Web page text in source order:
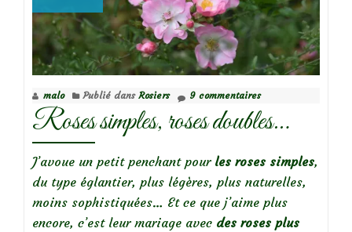
jardin
(1
juin
2023)
malo Publié dans Rosiers 9 commentaires
Roses simples, roses doubles…
J’avoue un petit penchant pour les roses simples,
du type églantier, plus légères, plus naturelles,
moins sophistiquées… Et ce que j’aime plus
encore, c’est leur mariage avec des roses plus